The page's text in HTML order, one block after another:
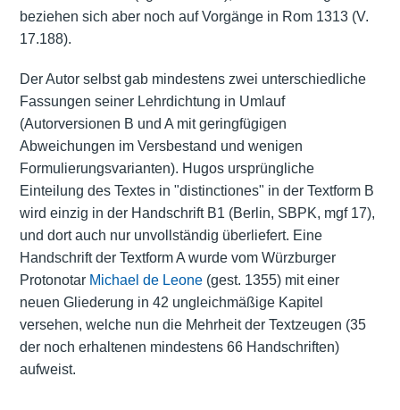
beziehen sich aber noch auf Vorgänge in Rom 1313 (V.
17.188).
Der Autor selbst gab mindestens zwei unterschiedliche
Fassungen seiner Lehrdichtung in Umlauf
(Autorversionen B und A mit geringfügigen
Abweichungen im Versbestand und wenigen
Formulierungsvarianten). Hugos ursprüngliche
Einteilung des Textes in "distinctiones" in der Textform B
wird einzig in der Handschrift B1 (Berlin, SBPK, mgf 17),
und dort auch nur unvollständig überliefert. Eine
Handschrift der Textform A wurde vom Würzburger
Protonotar Michael de Leone(gest. 1355) mit einer
neuen Gliederung in 42 ungleichmäßige Kapitel
versehen, welche nun die Mehrheit der Textzeugen (35
der noch erhaltenen mindestens 66 Handschriften)
aufweist.